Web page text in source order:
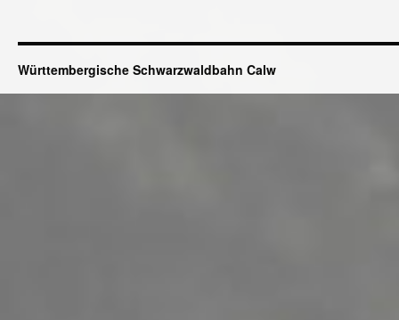
Württembergische Schwarzwaldbahn Calw